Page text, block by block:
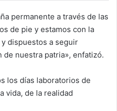
permanente a través de las
de pie y estamos con la
dispuestos a seguir
nuestra patria», enfatizó.
los días laboratorios de
vida, de la realidad